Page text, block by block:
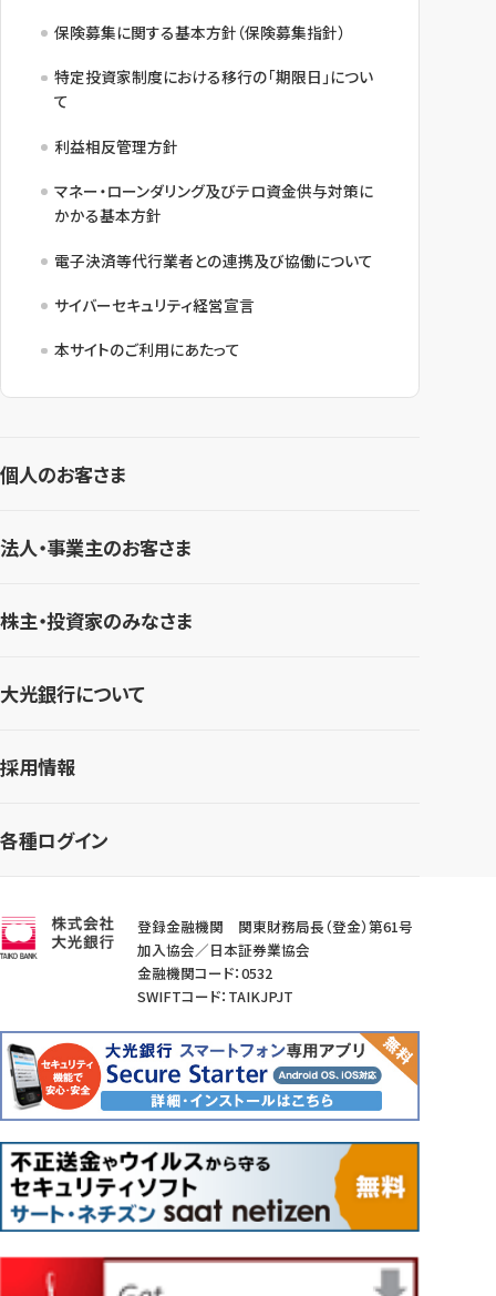
保険募集に関する基本方針（保険募集指針）
特定投資家制度における移行の「期限日」につい
て
利益相反管理方針
マネー・ローンダリング及びテロ資金供与対策に
かかる基本方針
電子決済等代行業者との連携及び協働について
サイバーセキュリティ経営宣言
本サイトのご利用にあたって
個人のお客さま
法人・事業主のお客さま
株主・投資家のみなさま
大光銀行について
採用情報
各種ログイン
登録金融機関 関東財務局長（登金）第61号
加入協会／日本証券業協会
金融機関コード：0532
SWIFTコード：TAIKJPJT